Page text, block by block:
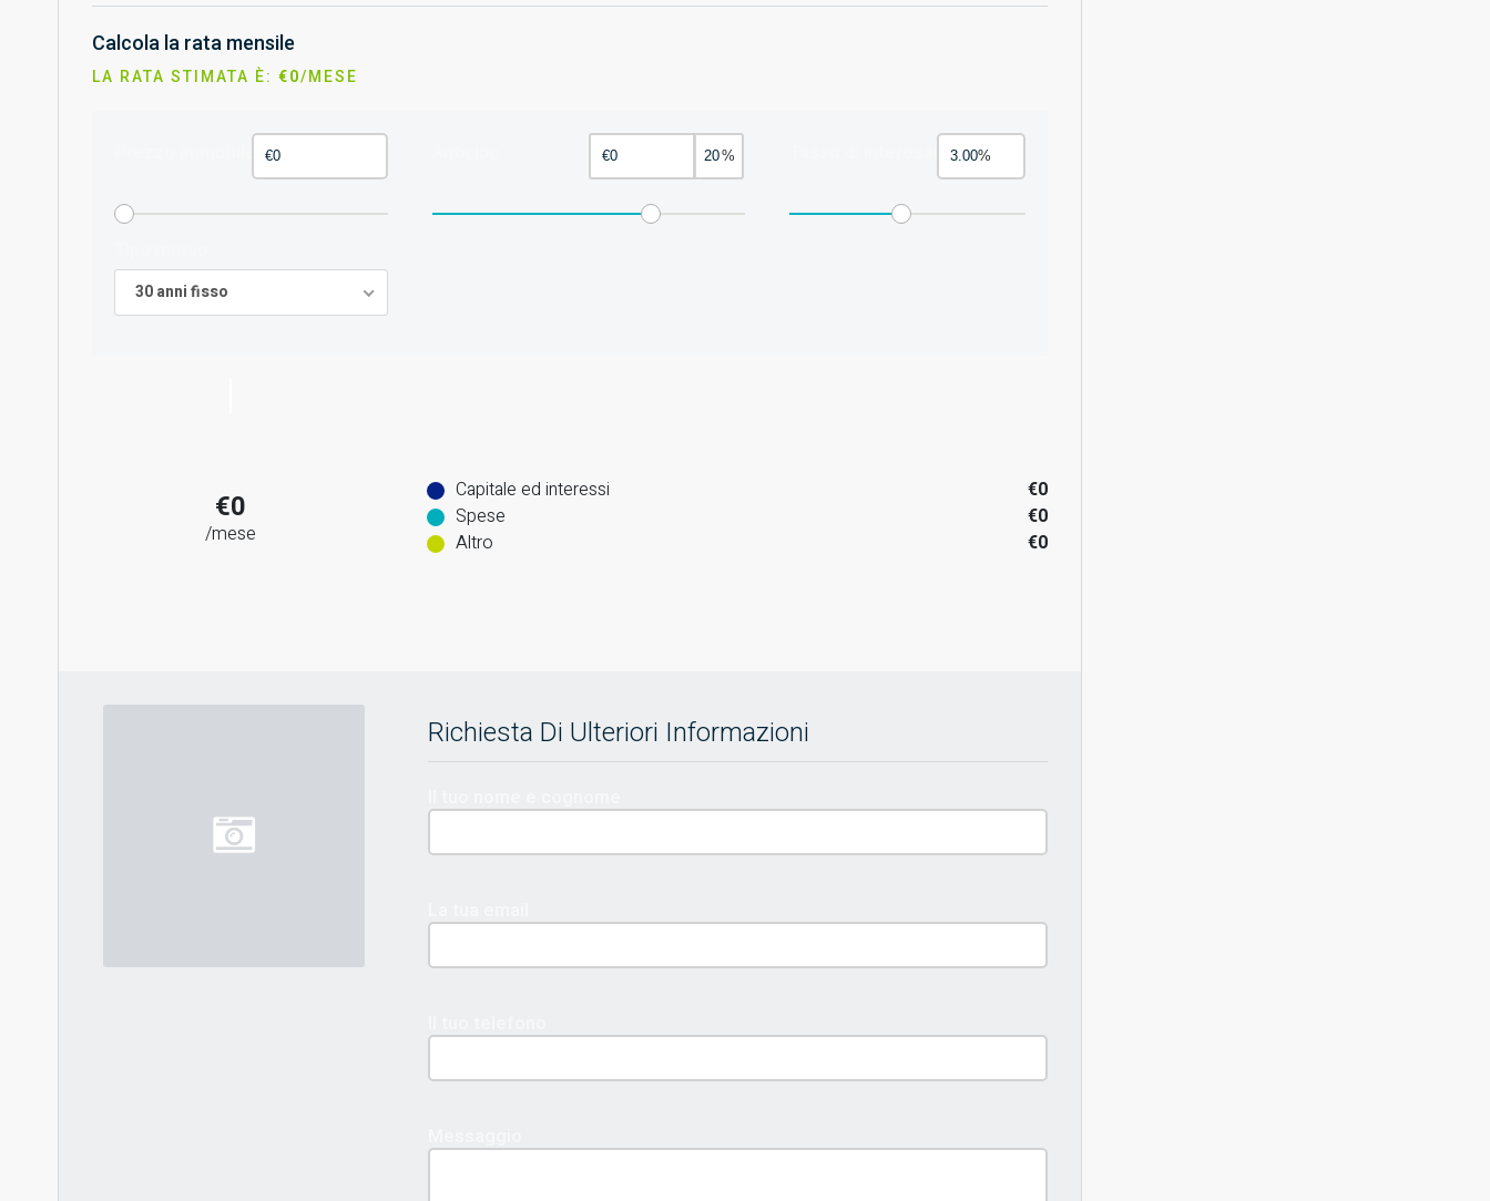
Calcola la rata mensile
LA RATA STIMATA È: €0/MESE
% %
30 anni fisso
€0
/mese
Capitale ed interessi
€0
Spese
€0
Altro
€0
Richiesta Di Ulteriori Informazioni